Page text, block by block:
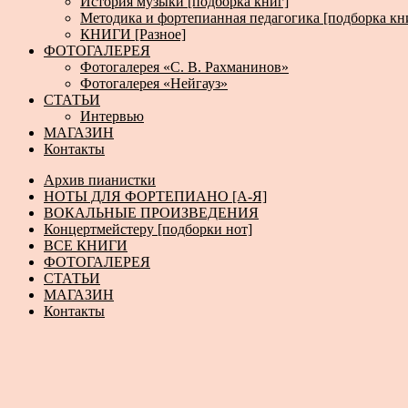
Методика и фортепианная педагогика [подборка
КНИГИ [Разное]
ФОТОГАЛЕРЕЯ
Фотогалерея «С. В. Рахманинов»
Фотогалерея «Нейгауз»
СТАТЬИ
Интервью
МАГАЗИН
Контакты
Архив пианистки
НОТЫ ДЛЯ ФОРТЕПИАНО [А-Я]
ВОКАЛЬНЫЕ ПРОИЗВЕДЕНИЯ
Концертмейстеру [подборки нот]
ВСЕ КНИГИ
ФОТОГАЛЕРЕЯ
СТАТЬИ
МАГАЗИН
Контакты